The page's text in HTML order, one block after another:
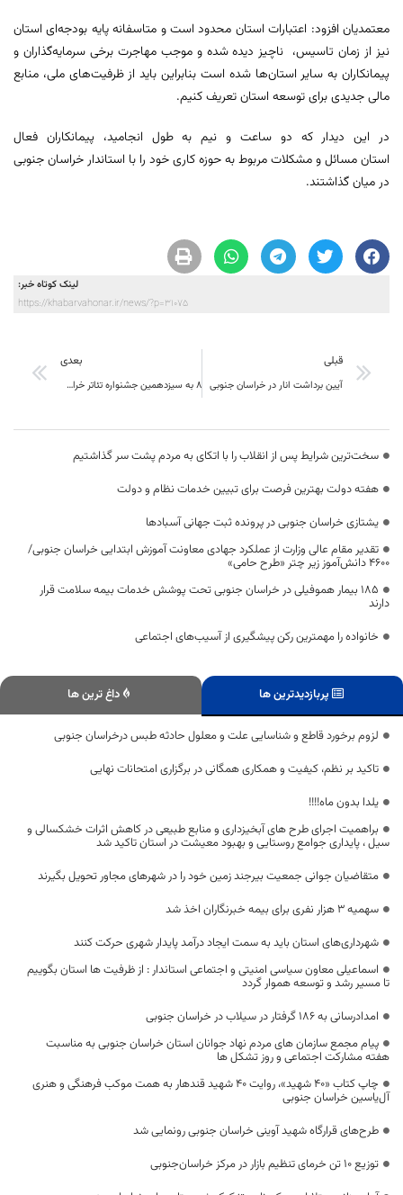
معتمدیان افزود: اعتبارات استان محدود است و متاسفانه پایه بودجه‌ای استان
نیز از زمان تاسیس، ناچیز دیده شده و موجب مهاجرت برخی سرمایه‌گذاران و
پیمانکاران به سایر استان‌ها شده است بنابراین باید از ظرفیت‌های ملی، منابع
مالی جدیدی برای توسعه استان تعریف کنیم.
در این دیدار که دو ساعت و نیم به طول انجامید، پیمانکاران فعال
استان مسائل و مشکلات مربوط به حوزه کاری خود را با استاندار خراسان جنوبی
در میان گذاشتند.
لینک کوتاه خبر:
https://khabarvahonar.ir/news/?p=31075
قبلی
آیین برداشت انار در خراسان جنوبی
بعدی
8 به سیزدهمین جشنواره تئاتر خراسان جنوبی راه یافت
سخت‌ترین شرایط پس از انقلاب را با اتکای به مردم پشت سر گذاشتیم
هفته دولت بهترین فرصت برای تبیین خدمات نظام و دولت
یشتازی خراسان جنوبی در پرونده ثبت جهانی آسبادها
تقدیر مقام عالی وزارت از عملکرد جهادی معاونت آموزش ابتدایی خراسان جنوبی/
۴۶۰۰ دانش‌آموز زیر چتر «طرح حامی»
۱۸۵ بیمار هموفیلی در خراسان جنوبی تحت پوشش خدمات بیمه سلامت قرار
دارند
خانواده را مهمترین رکن پیشگیری از آسیب‌های اجتماعی
پربازدیدترین ها داغ ترین ها
لزوم برخورد قاطع و شناسایی علت و معلول حادثه طبس درخراسان جنوبی
تاکید بر نظم، کیفیت و همکاری همگانی در برگزاری امتحانات نهایی
یلدا بدون ماه!!!!
براهمیت اجرای طرح های آبخیزداری و منابع طبیعی در کاهش اثرات خشکسالی و
سیل ، پایداری جوامع روستایی و بهبود معیشت در استان تاکید شد
متقاضیان جوانی جمعیت بیرجند زمین خود را در شهرهای مجاور تحویل بگیرند
سهمیه 3 هزار نفری برای بیمه خبرنگاران اخذ شد
شهرداری‌های استان باید به سمت ایجاد درآمد پایدار شهری حرکت کنند
اسماعیلی معاون سیاسی امنیتی و اجتماعی استاندار : از ظرفیت ها استان بگوییم
تا مسیر رشد و توسعه هموار گردد
امدادرسانی به ۱۸۶ گرفتار در سیلاب در خراسان جنوبی
پیام مجمع سازمان های مردم نهاد جوانان استان خراسان جنوبی به مناسبت
هفته مشارکت اجتماعی و روز تشکل ها
چاپ کتاب «۴۰ شهید»، روایت ۴۰ شهید قندهار به همت موکب فرهنگی و هنری
آل‌یاسین خراسان جنوبی
طرح‌های قرارگاه شهید آوینی خراسان جنوبی رونمایی شد
توزیع ۱۰ تن خرمای تنظیم بازار در مرکز خراسان‌جنوبی